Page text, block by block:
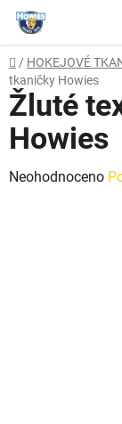
Přejít
obsah
Domů
/ HOKEJOVÉ
tkaničky Howies
Žluté
Howies
Průměrné
Neohodnoceno